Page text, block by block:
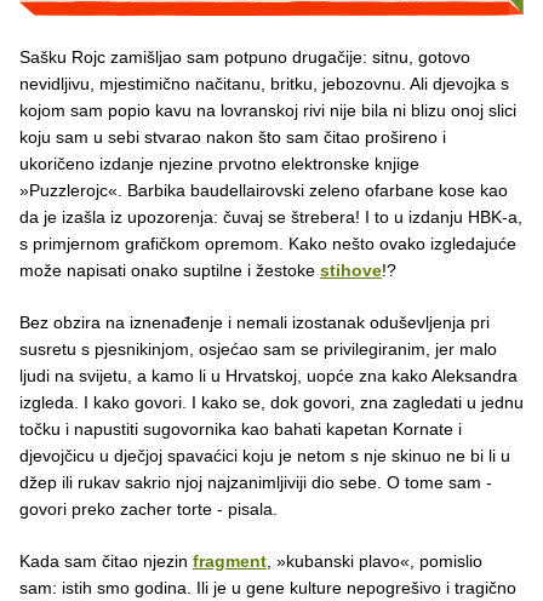
Sašku Rojc zamišljao sam potpuno drugačije: sitnu, gotovo
nevidljivu, mjestimično načitanu, britku, jebozovnu. Ali djevojka s
kojom sam popio kavu na lovranskoj rivi nije bila ni blizu onoj slici
koju sam u sebi stvarao nakon što sam čitao prošireno i
ukoričeno izdanje njezine prvotno elektronske knjige
»Puzzlerojc«. Barbika baudellairovski zeleno ofarbane kose kao
da je izašla iz upozorenja: čuvaj se štrebera! I to u izdanju HBK-a,
s primjernom grafičkom opremom. Kako nešto ovako izgledajuće
može napisati onako suptilne i žestoke stihove!?
Bez obzira na iznenađenje i nemali izostanak oduševljenja pri
susretu s pjesnikinjom, osjećao sam se privilegiranim, jer malo
ljudi na svijetu, a kamo li u Hrvatskoj, uopće zna kako Aleksandra
izgleda. I kako govori. I kako se, dok govori, zna zagledati u jednu
točku i napustiti sugovornika kao bahati kapetan Kornate i
djevojčicu u dječjoj spavaćici koju je netom s nje skinuo ne bi li u
džep ili rukav sakrio njoj najzanimljiviji dio sebe. O tome sam -
govori preko zacher torte - pisala.
Kada sam čitao njezin fragment , »kubanski plavo«, pomislio
sam: istih smo godina. Ili je u gene kulture nepogrešivo i tragično